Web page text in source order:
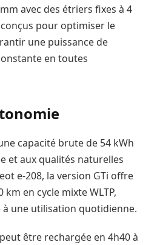
avec des étriers fixes à 4
pour optimiser le
une puissance de
en toutes
capacité brute de 54 kWh
et aux qualités naturelles
e-208, la version GTi offre
en cycle mixte WLTP,
une utilisation quotidienne.
être rechargée en 4h40 à